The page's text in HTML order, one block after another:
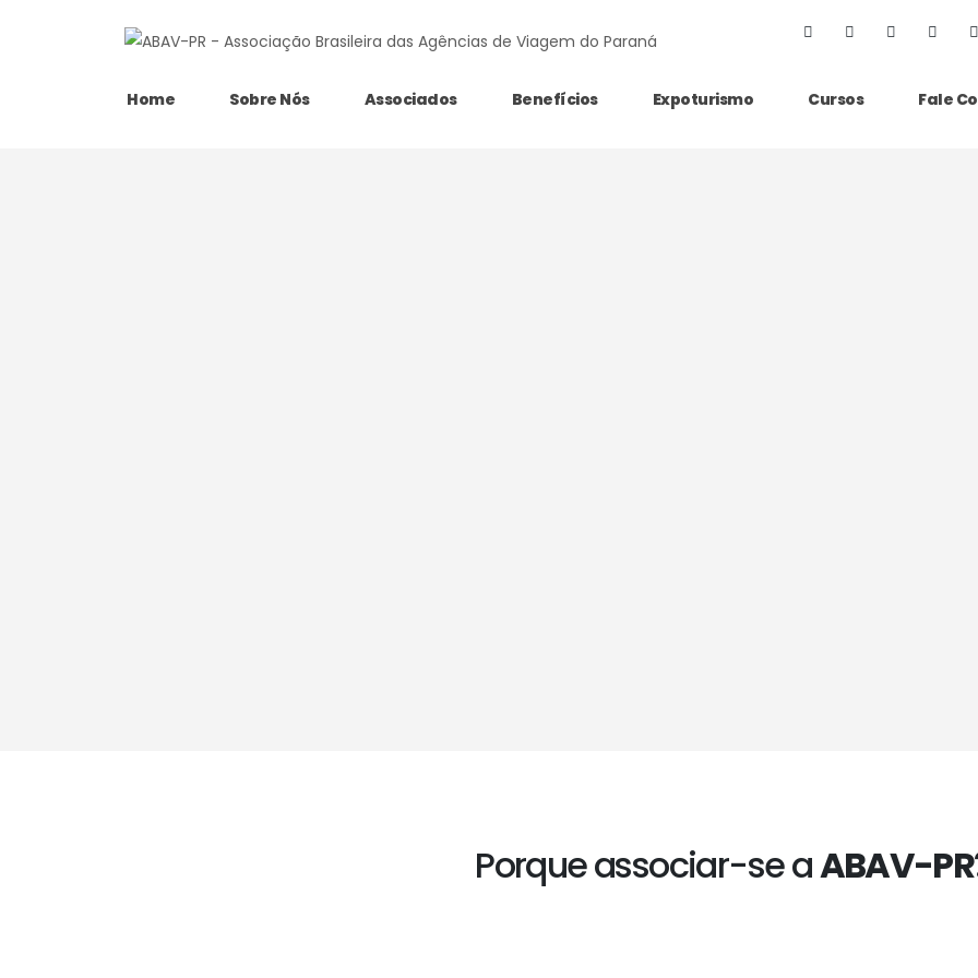
Home Sobre Nós Associados Benefícios Expoturismo Cursos Fale
Porque associar-se aABAV-